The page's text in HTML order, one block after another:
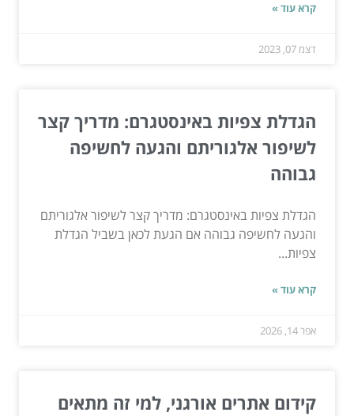
קרא עוד »
דצמ 07, 2023
הגדלת צפיות באינסטגרם: מדריך קצר
לשיפור אלגוריתם והגעה לחשיפה
גבוהה
הגדלת צפיות באינסטגרם: מדריך קצר לשיפור אלגוריתם
והגעה לחשיפה גבוהה אם הגעת לכאן בשביל הגדלת
צפיות...
קרא עוד »
אפר 14, 2026
קידום אתרים אורגני, למי זה מתאים